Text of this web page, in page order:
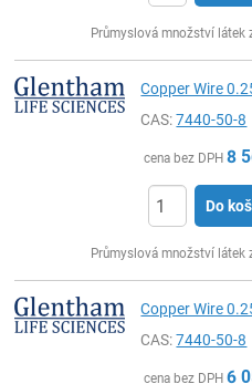
Průmyslová množství látek
Copper Wire
CAS:7440-50-8
cena bez DPH 8
Do
Průmyslová množství látek
Copper Wire
CAS:7440-50-8
cena bez DPH 6